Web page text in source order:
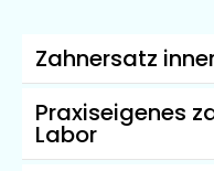
Zahnersatz
Praxiseigenes
Labor